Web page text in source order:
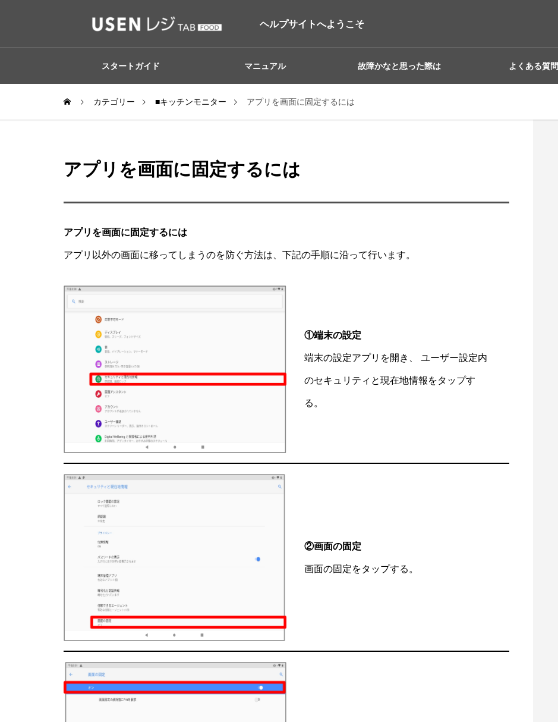
ヘルプサイトへようこそ
スタートガイド マニュアル 故障かなと思った際は よくある質問
カテゴリー ■キッチンモニター アプリを画面に固定するには
アプリを画面に固定するには
アプリを画面に固定するには
アプリ以外の画面に移ってしまうのを防ぐ方法は、下記の手順に沿って行います。
①端末の設定
端末の設定アプリを開き、 ユーザー設定内
のセキュリティと現在地情報をタップす
る。
②画面の固定
画面の固定をタップする。